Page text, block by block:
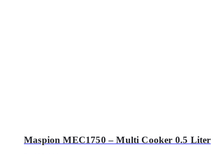
Maspion MEC1750 – Multi Cooker 0.5 Liter